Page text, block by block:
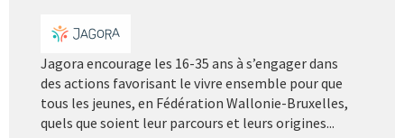
Jagora encourage les 16-35 ans à s’engager dans
des actions favorisant le vivre ensemble pour que
tous les jeunes, en Fédération Wallonie-Bruxelles,
quels que soient leur parcours et leurs origines...